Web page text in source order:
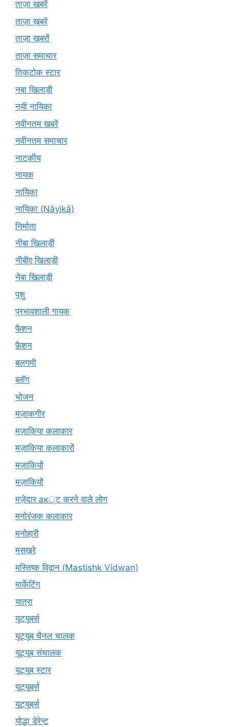
ताज़ा खबरें
ताज़ा ख़बरें
ताज़ा खबरों
ताज़ा समाचार
तिकटोक स्टार
नबा खिलाड़ी
नयी नायिका
नवीनतम खबरें
नवीनतम समाचार
नाटकीय
नायक
नायिका
नायिका (Nāyikā)
निर्माता
नीबा खिलाड़ी
नीबीए खिलाड़ी
नेबा खिलाड़ी
पशु
प्रभावशाली गायक
फैशन
फ़ैशन
बलगमी
ब्लॉग
भोजन
मज़ाकगीर
मजाकिया कलाकार
मज़ाकिया कलाकारों
मजाकियों
मज़ाकियों
मज़ेदार ак्ट करने वाले लोग
मनोरंजक कलाकार
मनोहारी
मसख़रे
मस्तिष्क विद्वान (Mastishk Vidwan)
मार्केटिंग
यात्रा
यूटयूबर्स
यूट्यूब चैनल चालक
यूट्यूब संचालक
यूट्यूब स्टार
यूट्‍यूबर्स
यूट्यूबर्स
योद्धा डेरेन्ट